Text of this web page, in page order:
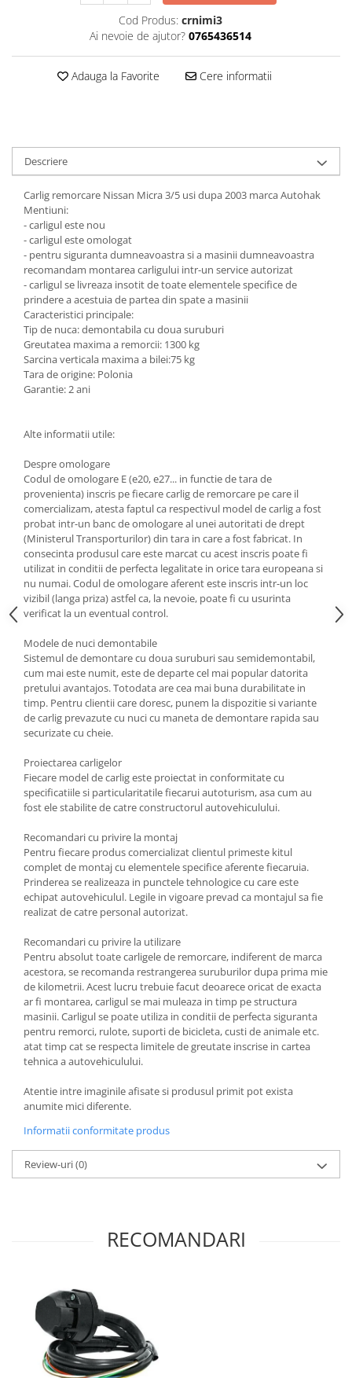
Carlige Lada
Carlige Lancia
Carlige Land Rover
Carlige Lexus
Carlige MAN
Carlige Mazda
Carlige Mercedes
Carlige MG
Carlige Mini
Carlige Mitsubishi
Carlige Nissan
Carlige Peugeot
Carlige Plymouth
Carlige Polestar
Carlige Porsche
Carlige Renault
Carlige Seat
Carlige Skoda
Carlige SsangYong
Carlige Subaru
Carlige Suzuki
Carlige Tesla
Carlige Toyota
Carlige Volkswagen
Carlige Volvo
Carlige Xpeng
Carlige Xpeng G6
Carlige Xpeng G9
Covorase auto Toyota
Covorase auto Volvo
Scut motor MAN
Scut motor Maxus
Scut motor Mazda
Scut motor Mercedes
Scut motor Mitsubishi
Scut motor Nissan
Scut motor Opel
Scut motor Peugeot
Scut motor Porsche
Scut motor Renault
Scut motor SAAB
Scut motor Seat
Scut motor Skoda
Scut motor Smart
Scut motor SsangYong
Scut motor Tesla
Scut motor Toyota
Scut motor Volvo
Scut motor Volvo C40
Scut motor Volvo V90
Scut motor Volvo XC40
Scut motor Vw
Cod Produs: crnimi3
Ai nevoie de ajutor? 0765436514
Adauga la Favorite Cere informatii
Descriere
Carlig remorcare Nissan Micra 3/5 usi dupa 2003 marca Autohak
Mentiuni:
- carligul este nou
- carligul este omologat
- pentru siguranta dumneavoastra si a masinii dumneavoastra
recomandam montarea carligului intr-un service autorizat
- carligul se livreaza insotit de toate elementele specifice de
prindere a acestuia de partea din spate a masinii
Caracteristici principale:
Tip de nuca: demontabila cu doua suruburi
Greutatea maxima a remorcii: 1300 kg
Sarcina verticala maxima a bilei:75 kg
Tara de origine: Polonia
Garantie: 2 ani
Alte informatii utile:
Despre omologare
Codul de omologare E (e20, e27... in functie de tara de
provenienta) inscris pe fiecare carlig de remorcare pe care il
comercializam, atesta faptul ca respectivul model de carlig a fost
probat intr-un banc de omologare al unei autoritati de drept
(Ministerul Transporturilor) din tara in care a fost fabricat. In
consecinta produsul care este marcat cu acest inscris poate fi
utilizat in conditii de perfecta legalitate in orice tara europeana si
nu numai. Codul de omologare aferent este inscris intr-un loc
vizibil (langa priza) astfel ca, la nevoie, poate fi cu usurinta
verificat la un eventual control.
Modele de nuci demontabile
Sistemul de demontare cu doua suruburi sau semidemontabil,
cum mai este numit, este de departe cel mai popular datorita
pretului avantajos. Totodata are cea mai buna durabilitate in
timp. Pentru clientii care doresc, punem la dispozitie si variante
de carlig prevazute cu nuci cu maneta de demontare rapida sau
securizate cu cheie.
Proiectarea carligelor
Fiecare model de carlig este proiectat in conformitate cu
specificatiile si particularitatile fiecarui autoturism, asa cum au
fost ele stabilite de catre constructorul autovehiculului.
Recomandari cu privire la montaj
Pentru fiecare produs comercializat clientul primeste kitul
complet de montaj cu elementele specifice aferente fiecaruia.
Prinderea se realizeaza in punctele tehnologice cu care este
echipat autovehiculul. Legile in vigoare prevad ca montajul sa fie
realizat de catre personal autorizat.
Recomandari cu privire la utilizare
Pentru absolut toate carligele de remorcare, indiferent de marca
acestora, se recomanda restrangerea suruburilor dupa prima mie
de kilometrii. Acest lucru trebuie facut deoarece oricat de exacta
ar fi montarea, carligul se mai muleaza in timp pe structura
masinii. Carligul se poate utiliza in conditii de perfecta siguranta
pentru remorci, rulote, suporti de bicicleta, custi de animale etc.
atat timp cat se respecta limitele de greutate inscrise in cartea
tehnica a autovehiculului.
Atentie intre imaginile afisate si produsul primit pot exista
anumite mici diferente.
Informatii conformitate produs
Review-uri(0)
RECOMANDARI